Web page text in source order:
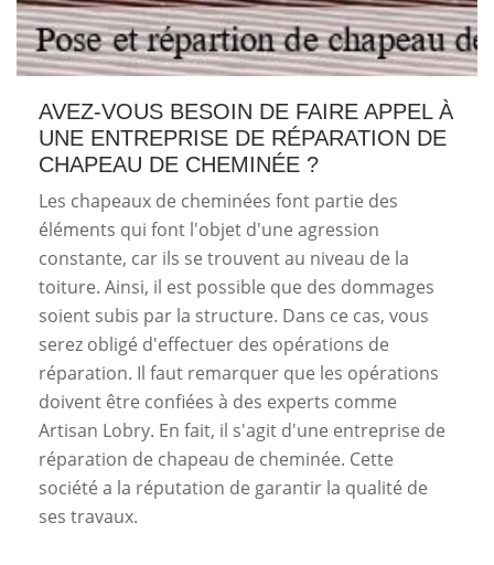
AVEZ-VOUS BESOIN DE FAIRE APPEL À
UNE ENTREPRISE DE RÉPARATION DE
CHAPEAU DE CHEMINÉE ?
Les chapeaux de cheminées font partie des
éléments qui font l'objet d'une agression
constante, car ils se trouvent au niveau de la
toiture. Ainsi, il est possible que des dommages
soient subis par la structure. Dans ce cas, vous
serez obligé d'effectuer des opérations de
réparation. Il faut remarquer que les opérations
doivent être confiées à des experts comme
Artisan Lobry. En fait, il s'agit d'une entreprise de
réparation de chapeau de cheminée. Cette
société a la réputation de garantir la qualité de
ses travaux.